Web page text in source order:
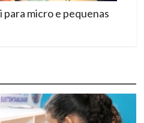
para micro e pequenas